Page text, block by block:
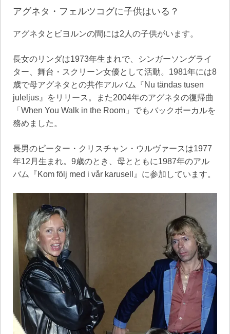
アグネタ・フェルツコグに子供はいる？
アグネタとビヨルンの間には2人の子供がいます。
長女のリンダは1973年生まれで、シンガーソングライ
ター、舞台・スクリーン女優として活動。1981年には8
歳で母アグネタとの共作アルバム『Nu tändas tusen
juleljus』をリリース。また2004年のアグネタの復帰曲
「When You Walk in the Room」でもバックボーカルを
務めました。
長男のピーター・クリスチャン・ウルヴァースは1977
年12月生まれ。9歳のとき、母とともに1987年のアル
バム『Kom följ med i vår karusell』に参加しています。